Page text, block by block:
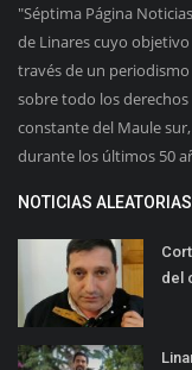
"Séptima Página
de Linares cuyo
través de un
sobre todo los
constante del Maule
durante los últimos 50
NOTICIAS ALEATORIAS
del